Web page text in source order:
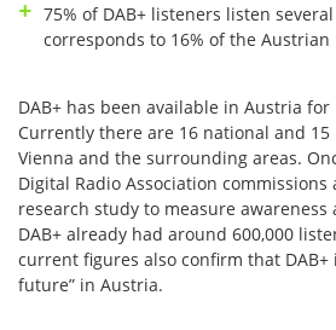
75% of DAB+ listeners listen
corresponds to 16% of the
DAB+ has been available in Austria
Currently there are 16 national and
Vienna and the surrounding areas.
Digital Radio Association commissions
research study to measure awareness
DAB+ already had around 600,000
current figures also confirm that DAB+
future” in Austria.